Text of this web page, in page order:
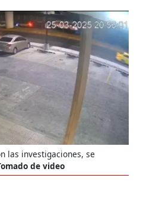
las investigaciones, se
de video